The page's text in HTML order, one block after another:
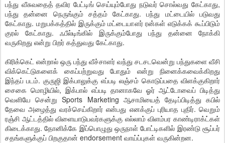
பந்து வீசுவதைத் தவிர பேட்டிங் செய்யும்போது நடுவர் சொல்வது கேட்காது,
பந்து தன்னை நெருங்கும் சத்தம் கேட்காது. பந்து மட்டையில் படுவது
கேட்காது. மறுபக்கத்தில் இருக்கும் மட்டையாளர் ரன்கள் எடுக்கக் கூப்பிடும்
குரல் கேட்காது. ஃபீல்டிங்கில் இருக்கும்போது பந்து தன்னை நோக்கி
வருகிறது என்று பிறர் கத்துவது கேட்காது.
கிரிக்கெட் என்றால் ஒரு பந்து வீச்சாளர் வந்து சடசடவென்று பந்துகளை வீசி
விக்கெட்டுகளைக் கைப்பற்றுவது போதும் என்று நினைக்கவைக்கிறது
இந்தப் படம். குருஜி இக்பாலுக்கு எப்படி லஞ்சம் கொடுப்பதை விளக்குகிறார்
சைகை மொழியில், இக்பால் எப்படி தானாகவே ஓர் ஆட்டோவைப் பிடித்து
வெளியே சென்று Sports Marketing ஆசாமியைத் தேடிப்பிடித்து கபில்
தேவை அழைத்து வரச்செய்கிறார் என்பது எனக்குப் புரியாத புதிர். வெறும்
ரஞ்சி ஆட்டத்தில் விளையாடுபவர்களுக்கு எல்லாம் விளம்பர காண்டிராக்ட்கள்
கிடைக்காது. தோனிக்கே இப்பொழுது ஒருநாள் போட்டிகளில் இரண்டு சூப்பர்
சதங்களுக்குப் பிறகுதான் endorsement வாய்ப்புகள் வருகின்றன.